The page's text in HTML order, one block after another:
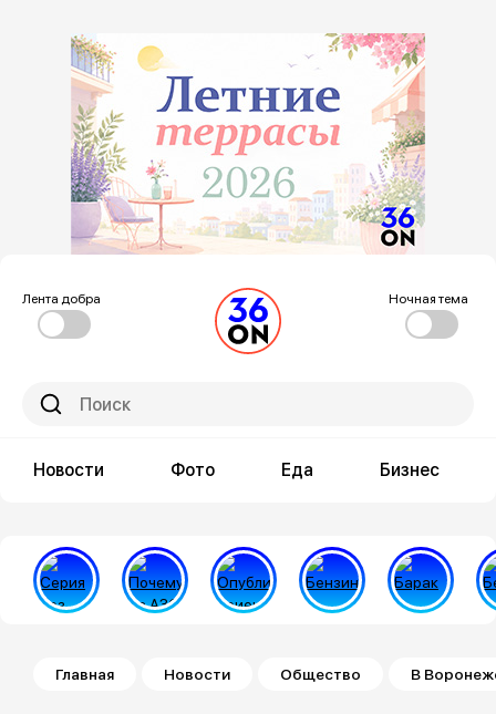
Лента добра Ночная тема
Новости Фото Еда Бизнес
Строка навигации
Главная Новости Общество В